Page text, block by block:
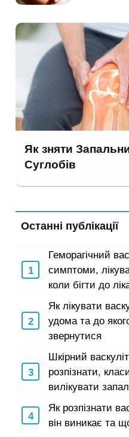
Як зняти
Суглобів
Останні публікації
Геморагічний
симптоми,
коли бігти до
Як лікувати
удома та до
звернутися
Шкірний
розпізнати,
вилікувати
Як розпізнати
він виникає та